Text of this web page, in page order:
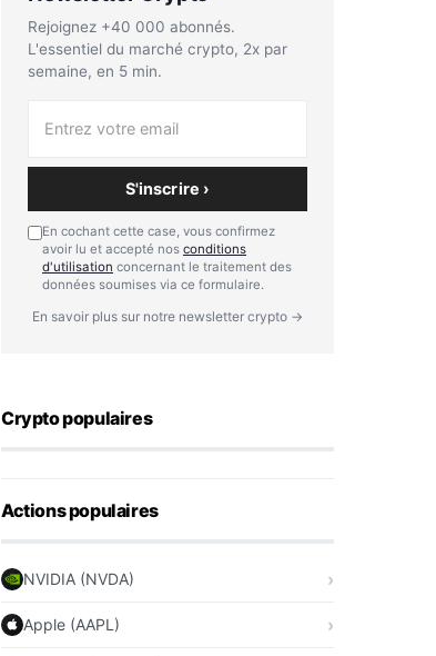
Rejoignez +40 000 abonnés.
L'essentiel du marché crypto, 2x par
semaine, en 5 min.
S'inscrire ›
En cochant cette case, vous confirmez
avoir lu et accepté nos conditions
d'utilisation concernant le traitement des
données soumises via ce formulaire.
En savoir plus sur notre newsletter crypto →
Crypto populaires
Actions populaires
NVIDIA (NVDA)
Apple (AAPL)